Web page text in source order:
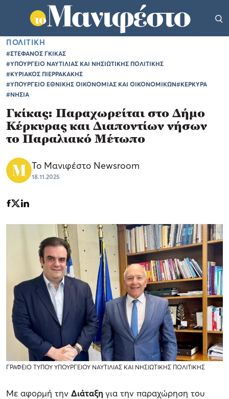
ΠΟΛΙΤΙΚΗ
#ΣΤΕΦΑΝΟΣ ΓΚΙΚΑΣ
#ΥΠΟΥΡΓΕΙΟ ΝΑΥΤΙΛΙΑΣ ΚΑΙ ΝΗΣΙΩΤΙΚΗΣ ΠΟΛΙΤΙΚΗΣ
#ΚΥΡΙΑΚΟΣ ΠΙΕΡΡΑΚΑΚΗΣ
#ΥΠΟΥΡΓΕΙΟ ΕΘΝΙΚΗΣ ΟΙΚΟΝΟΜΙΑΣ ΚΑΙ ΟΙΚΟΝΟΜΙΚΩΝ#ΚΕΡΚΥΡΑ
#ΝΗΣΙΑ
Γκίκας: Παραχωρείται στο Δήμο
Κέρκυρας και Διαποντίων νήσων
το Παραλιακό Μέτωπο
Το Μανιφέστο Newsroom
18.11.2025
ΓΡΑΦΕΙΟ ΤΥΠΟΥ ΥΠΟΥΡΓΕΙΟΥ ΝΑΥΤΙΛΙΑΣ ΚΑΙ ΝΗΣΙΩΤΙΚΗΣ ΠΟΛΙΤΙΚΗΣ
Με αφορμή την Διάταξη για την παραχώρηση του